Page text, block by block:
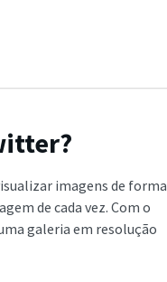
imagens de forma
de cada vez. Com o
galeria em resolução